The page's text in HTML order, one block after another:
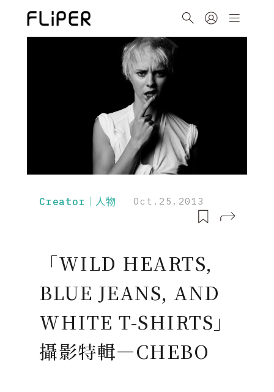
Creator｜人物 Oct.25.2013
「WILD HEARTS,
BLUE JEANS, AND
WHITE T-SHIRTS」
攝影特輯—CHEBO